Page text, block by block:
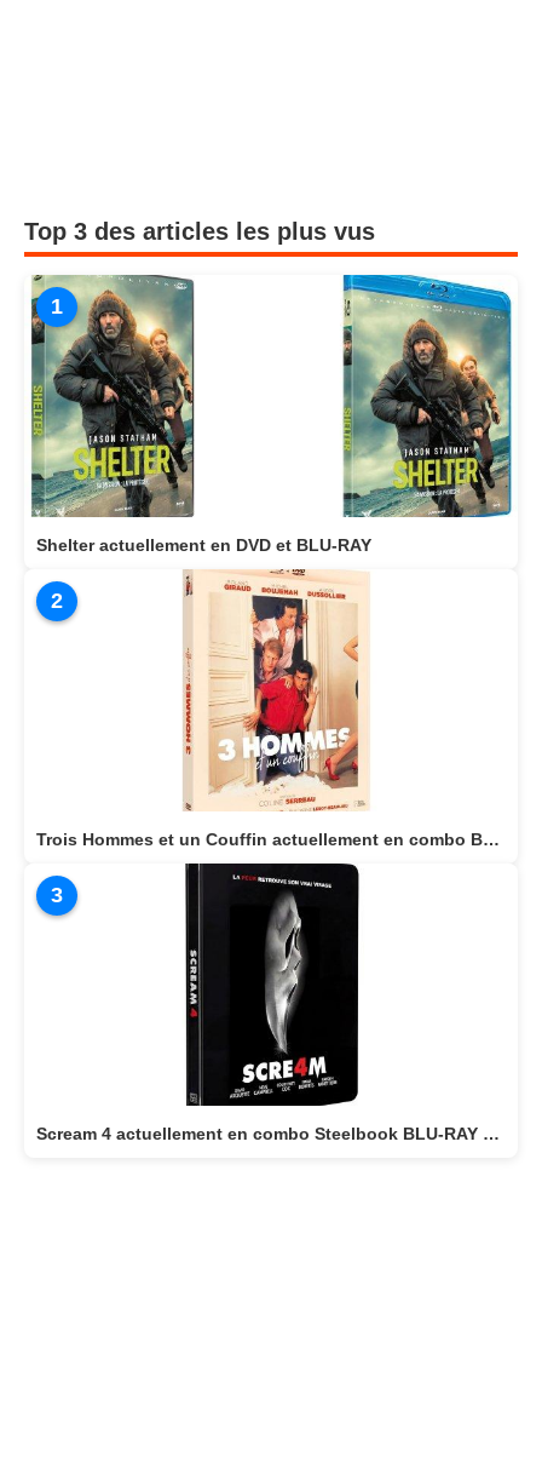
Top 3 des articles les plus vus
1
Shelter actuellement en DVD et BLU-RAY
2
Trois Hommes et un Couffin actuellement en combo BLU-RAY/DVD
3
Scream 4 actuellement en combo Steelbook BLU-RAY 4K + BLU-RAY